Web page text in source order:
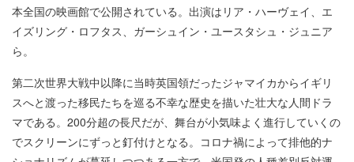
本全国の映画館で公開されている。出演はリア・ハーヴェイ、エ
イズリング・ロフタス、ガーシュイン・ユースタシュ・ジュニア
ら。
第二次世界大戦中以降に当時英国領だったジャマイカからイギリ
スへと渡った移民たちを巡る不幸な歴史を描いた壮大な人間ドラ
マである。200分超の長尺だが、舞台が小気味よく進行していくの
でスクリーンにずっと釘付けとなる。コロナ禍によって排他的ナ